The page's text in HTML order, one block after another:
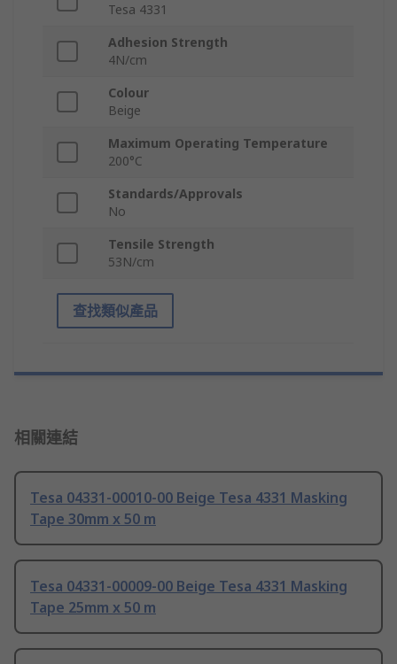
Tesa 4331
Adhesion Strength
4N/cm
Colour
Beige
Maximum Operating Temperature
200°C
Standards/Approvals
No
Tensile Strength
53N/cm
查找類似產品
相關連結
Tesa 04331-00010-00 Beige Tesa 4331 Masking
Tape 30mm x 50 m
Tesa 04331-00009-00 Beige Tesa 4331 Masking
Tape 25mm x 50 m